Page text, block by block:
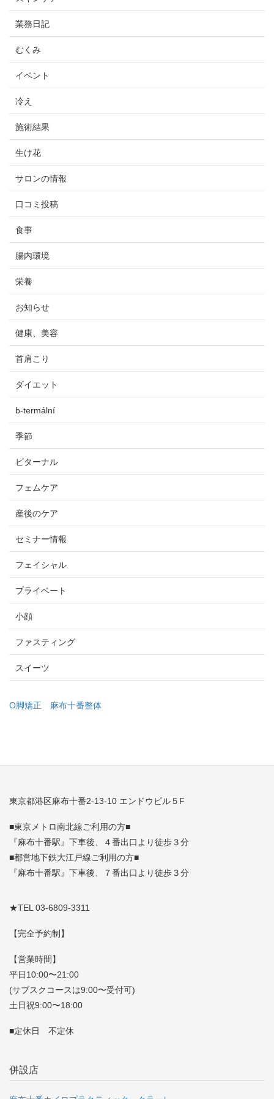
業務日記
むくみ
イベント
冷え
施術結果
生け花
サロンの情報
口コミ投稿
食事
腸内環境
栄養
お知らせ
健康、美容
首肩こり
ダイエット
b-termální
季節
ビターナル
フェムケア
産後のケア
セミナー情報
フェイシャル
プライベート
小顔
ファスティング
スイーツ
O脚矯正 麻布十番整体
東京都港区麻布十番2-13-10 エンドウビル５F
■東京メトロ南北線ご利用の方■
『麻布十番駅』下車後、４番出口より徒歩３分
■都営地下鉄大江戸線ご利用の方■
『麻布十番駅』下車後、７番出口より徒歩３分
★TEL 03-6809-3311
【完全予約制】
【営業時間】
平日10:00〜21:00
(サブスクコースは9:00〜受付可)
土日祝9:00〜18:00
■定休日 不定休
併設店